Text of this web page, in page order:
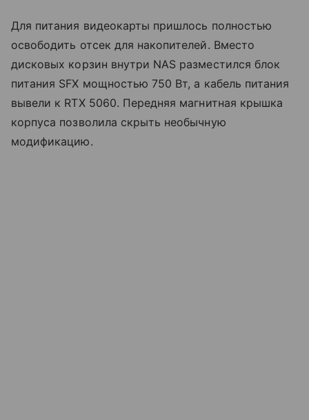
Для питания видеокарты пришлось полностью
освободить отсек для накопителей. Вместо
дисковых корзин внутри NAS разместился блок
питания SFX мощностью 750 Вт, а кабель питания
вывели к RTX 5060. Передняя магнитная крышка
корпуса позволила скрыть необычную
модификацию.